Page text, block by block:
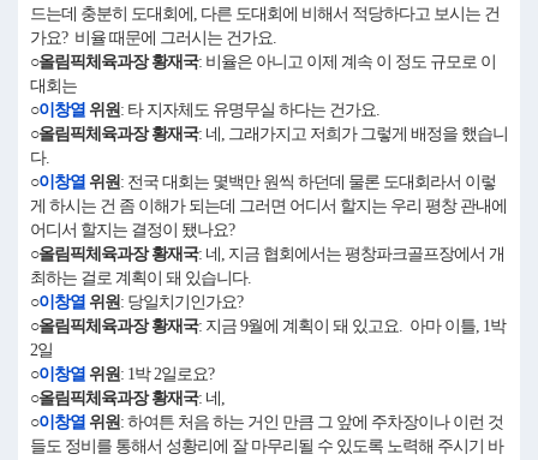
드는데 충분히 도대회에, 다른 도대회에 비해서 적당하다고 보시는 건
가요? 비율 때문에 그러시는 건가요.
○올림픽체육과장 황재국: 비율은 아니고 이제 계속 이 정도 규모로 이
대회는
○이창열 위원: 타 지자체도 유명무실 하다는 건가요.
○올림픽체육과장 황재국: 네, 그래가지고 저희가 그렇게 배정을 했습니
다.
○이창열 위원: 전국 대회는 몇백만 원씩 하던데 물론 도대회라서 이렇
게 하시는 건 좀 이해가 되는데 그러면 어디서 할지는 우리 평창 관내에
어디서 할지는 결정이 됐나요?
○올림픽체육과장 황재국: 네, 지금 협회에서는 평창파크골프장에서 개
최하는 걸로 계획이 돼 있습니다.
○이창열 위원: 당일치기인가요?
○올림픽체육과장 황재국: 지금 9월에 계획이 돼 있고요. 아마 이틀, 1박
2일
○이창열 위원: 1박 2일로요?
○올림픽체육과장 황재국: 네,
○이창열 위원: 하여튼 처음 하는 거인 만큼 그 앞에 주차장이나 이런 것
들도 정비를 통해서 성황리에 잘 마무리될 수 있도록 노력해 주시기 바